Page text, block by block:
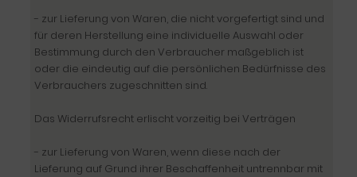
- zur Lieferung von Waren, die nicht vorgefertigt sind und
für deren Herstellung eine individuelle Auswahl oder
Bestimmung durch den Verbraucher maßgeblich ist
oder die eindeutig auf die persönlichen Bedürfnisse des
Verbrauchers zugeschnitten sind.
Das Widerrufsrecht erlischt vorzeitig bei Verträgen
- zur Lieferung von Waren, wenn diese nach der
Lieferung auf Grund ihrer Beschaffenheit untrennbar mit